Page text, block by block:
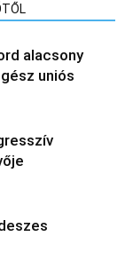
alacsony
uniós